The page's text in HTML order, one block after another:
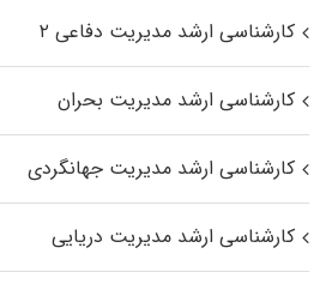
کارشناسی ارشد مدیریت دفاعی ۲
کارشناسی ارشد مدیریت بحران
کارشناسی ارشد مدیریت جهانگردی
کارشناسی ارشد مدیریت دریایی